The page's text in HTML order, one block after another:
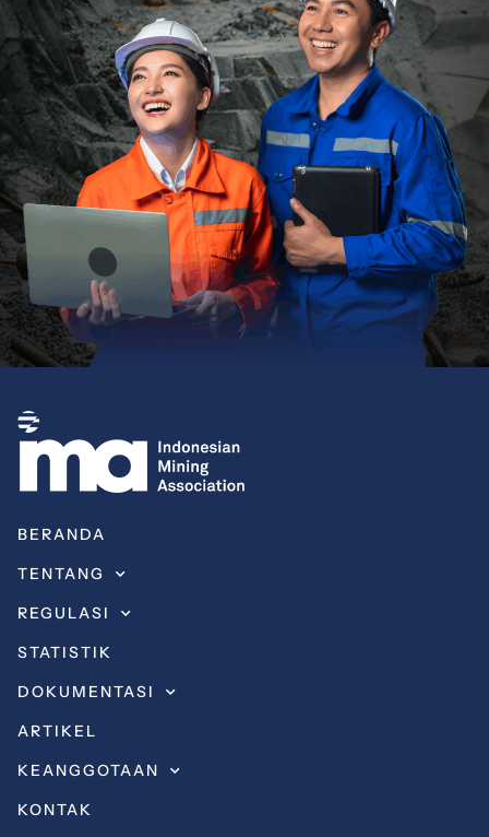
BERANDA
TENTANG
REGULASI
STATISTIK
DOKUMENTASI
ARTIKEL
KEANGGOTAAN
KONTAK